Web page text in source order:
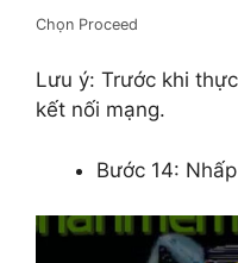
Chọn Proceed
Lưu ý: Trước khi
kết nối mạng.
Bước 14: Nhấp